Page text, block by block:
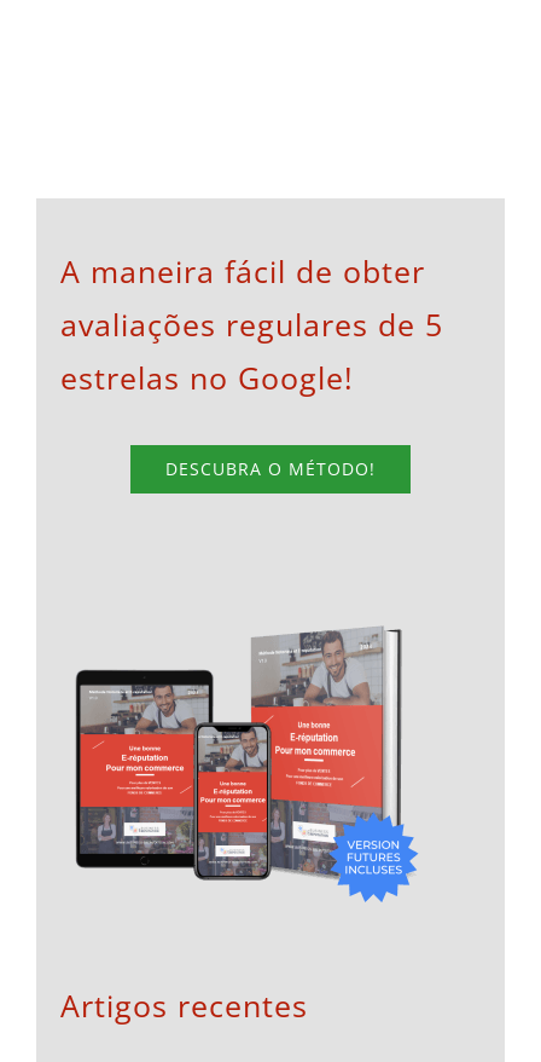
A maneira fácil de obter
avaliações regulares de 5
estrelas no Google!
DESCUBRA O MÉTODO!
Artigos recentes